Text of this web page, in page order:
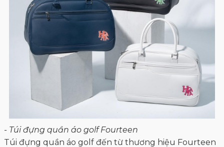
- Túi đựng quần áo golf Fourteen
Túi đựng quần áo golf đến từ thương hiệu Fourteen